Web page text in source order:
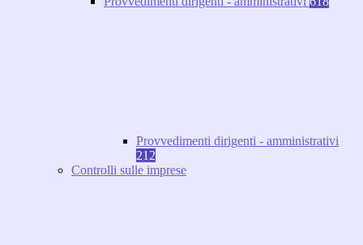
Provvedimenti dirigenti - amministrativi
212
Controlli sulle imprese